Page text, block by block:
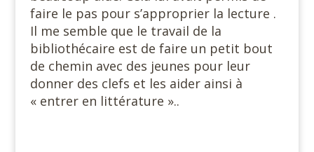
faire le pas pour s’approprier la lecture .
Il me semble que le travail de la
bibliothécaire est de faire un petit bout
de chemin avec des jeunes pour leur
donner des clefs et les aider ainsi à
« entrer en littérature »..